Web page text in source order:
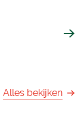
Alles bekijken